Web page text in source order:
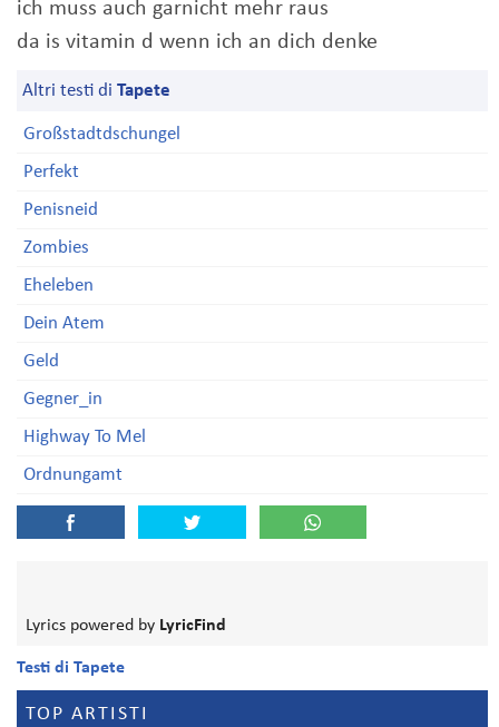
ich muss auch garnicht mehr raus
da is vitamin d wenn ich an dich denke
Altri testi di Tapete
Großstadtdschungel
Perfekt
Penisneid
Zombies
Eheleben
Dein Atem
Geld
Gegner_in
Highway To Mel
Ordnungamt
Lyrics powered by LyricFind
Testi di Tapete
TOP ARTISTI